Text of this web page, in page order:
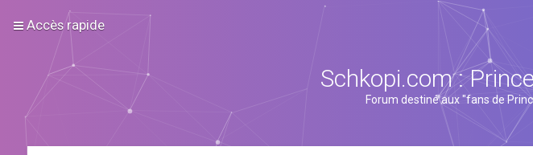
Accès rapide
Schkopi.com :
Forum destiné aux "fans de